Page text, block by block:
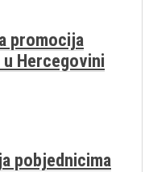
promocija
Hercegovini
pobjednicima